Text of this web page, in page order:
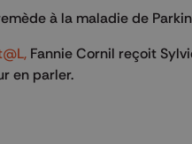
à la maladie de
Fannie Cornil reçoit
en parler.